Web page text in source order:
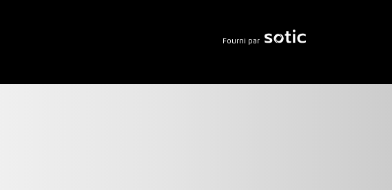
Fourni par